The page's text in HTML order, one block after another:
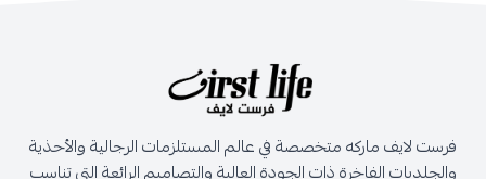
فرست لايف ماركه متخصصة في عالم المستلزمات الرجالية والأحذية
والجلديات الفاخرة ذات الجودة العالية والتصاميم الرائعة التي تناسب